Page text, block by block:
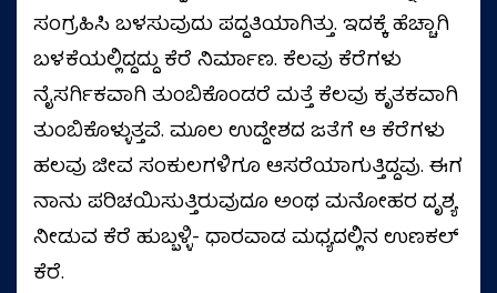
ಸಂಗ್ರಹಿಸಿ ಬಳಸುವುದು ಪದ್ದತಿಯಾಗಿತ್ತು. ಇದಕ್ಕೆ ಹೆಚ್ಚಾಗಿ
ಬಳಕೆಯಲ್ಲಿದ್ದದ್ದು ಕೆರೆ ನಿರ್ಮಾಣ. ಕೆಲವು ಕೆರೆಗಳು
ನೈಸರ್ಗಿಕವಾಗಿ ತುಂಬಿಕೊಂಡರೆ ಮತ್ತೆ ಕೆಲವು ಕೃತಕವಾಗಿ
ತುಂಬಿಕೊಳ್ಳುತ್ತವೆ. ಮೂಲ ಉದ್ದೇಶದ ಜತೆಗೆ ಆ ಕೆರೆಗಳು
ಹಲವು ಜೀವ ಸಂಕುಲಗಳಿಗೂ ಆಸರೆಯಾಗುತ್ತಿದ್ದವು. ಈಗ
ನಾನು ಪರಿಚಯಿಸುತ್ತಿರುವುದೂ ಅಂಥ ಮನೋಹರ ದೃಶ್ಯ
ನೀಡುವ ಕೆರೆ ಹುಬ್ಬಳ್ಳಿ- ಧಾರವಾಡ ಮಧ್ಯದಲ್ಲಿನ ಉಣಕಲ್
ಕೆರೆ.